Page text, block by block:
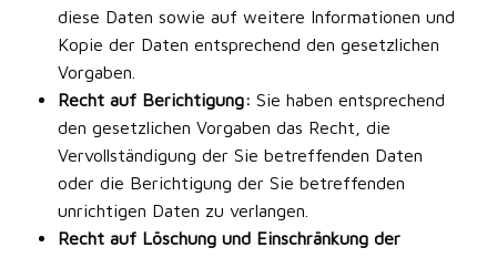
diese Daten sowie auf weitere Informationen und
Kopie der Daten entsprechend den gesetzlichen
Vorgaben.
Recht auf Berichtigung: Sie haben entsprechend
den gesetzlichen Vorgaben das Recht, die
Vervollständigung der Sie betreffenden Daten
oder die Berichtigung der Sie betreffenden
unrichtigen Daten zu verlangen.
Recht auf Löschung und Einschränkung der